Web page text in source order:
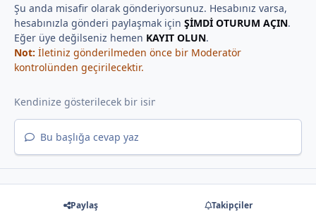
Şu anda misafir olarak gönderiyorsunuz. Hesabınız varsa,
hesabınızla gönderi paylaşmak için ŞİMDİ OTURUM AÇIN.
Eğer üye değilseniz hemen KAYIT OLUN.
Not: İletiniz gönderilmeden önce bir Moderatör
kontrolünden geçirilecektir.
Bu başlığa cevap yaz
Paylaş Takipçiler